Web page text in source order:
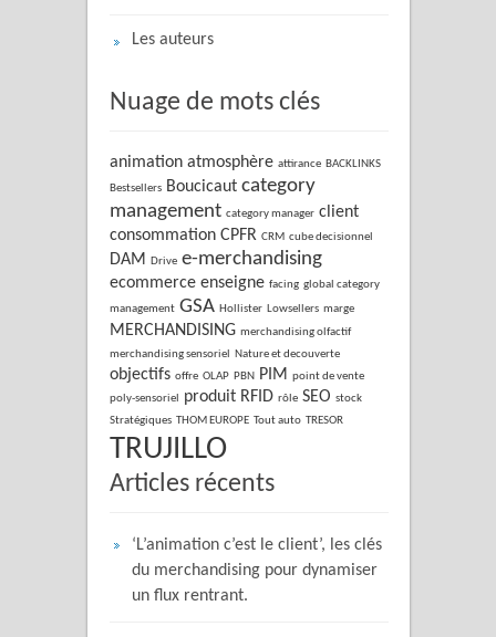
Les auteurs
Nuage de mots clés
animation atmosphère attirance BACKLINKS
Bestsellers Boucicaut category
management category manager client
consommation CPFR CRM cube decisionnel
DAM Drive e-merchandising
ecommerce enseigne facing global category
management GSA Hollister Lowsellers marge
MERCHANDISING merchandising olfactif
merchandising sensoriel Nature et decouverte
objectifs offre OLAP PBN PIM point de vente
poly-sensoriel produit RFID rôle SEO stock
Stratégiques THOM EUROPE Tout auto TRESOR
TRUJILLO
Articles récents
‘L’animation c’est le client’, les clés
du merchandising pour dynamiser
un flux rentrant.